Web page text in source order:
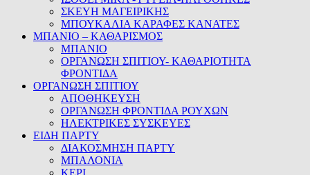
ΣΚΕΥΗ ΜΑΓΕΙΡΙΚΗΣ
ΜΠΟΥΚΑΛΙΑ ΚΑΡΑΦΕΣ ΚΑΝΑΤΕΣ
ΜΠΑΝΙΟ – ΚΑΘΑΡΙΣΜΟΣ
ΜΠΑΝΙΟ
ΟΡΓΑΝΩΣΗ ΣΠΙΤΙΟΥ- ΚΑΘΑΡΙΟΤΗΤΑ
ΦΡΟΝΤΙΔΑ
ΟΡΓΑΝΩΣΗ ΣΠΙΤΙΟΥ
ΑΠΟΘΗΚΕΥΣΗ
ΟΡΓΑΝΩΣΗ ΦΡΟΝΤΙΔΑ ΡΟΥΧΩΝ
ΗΛΕΚΤΡΙΚΕΣ ΣΥΣΚΕΥΕΣ
ΕΙΔΗ ΠΑΡΤΥ
ΔΙΑΚΟΣΜΗΣΗ ΠΑΡΤΥ
ΜΠΑΛΟΝΙΑ
ΚΕΡΙ